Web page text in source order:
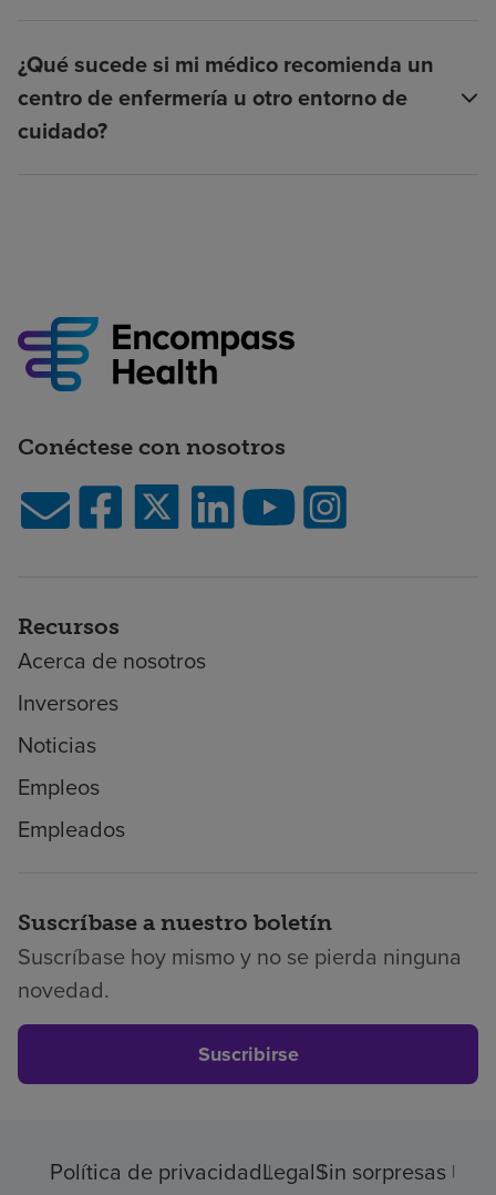
¿Qué sucede si mi médico recomienda un
centro de enfermería u otro entorno de
cuidado?
Conéctese con nosotros
Recursos
Acerca de nosotros
Inversores
Noticias
Empleos
Empleados
Suscríbase a nuestro boletín
Suscríbase hoy mismo y no se pierda ninguna
novedad.
Suscribirse
Política de privacidadLegalSin sorpresas